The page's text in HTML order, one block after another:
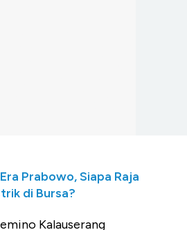
Prabowo, Siapa Raja
di Bursa?
Kalauserang